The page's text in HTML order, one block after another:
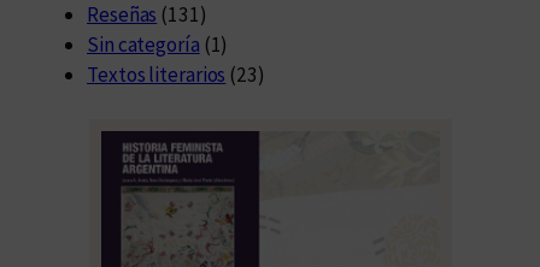
Reseñas (131)
Sin categoría (1)
Textos literarios (23)